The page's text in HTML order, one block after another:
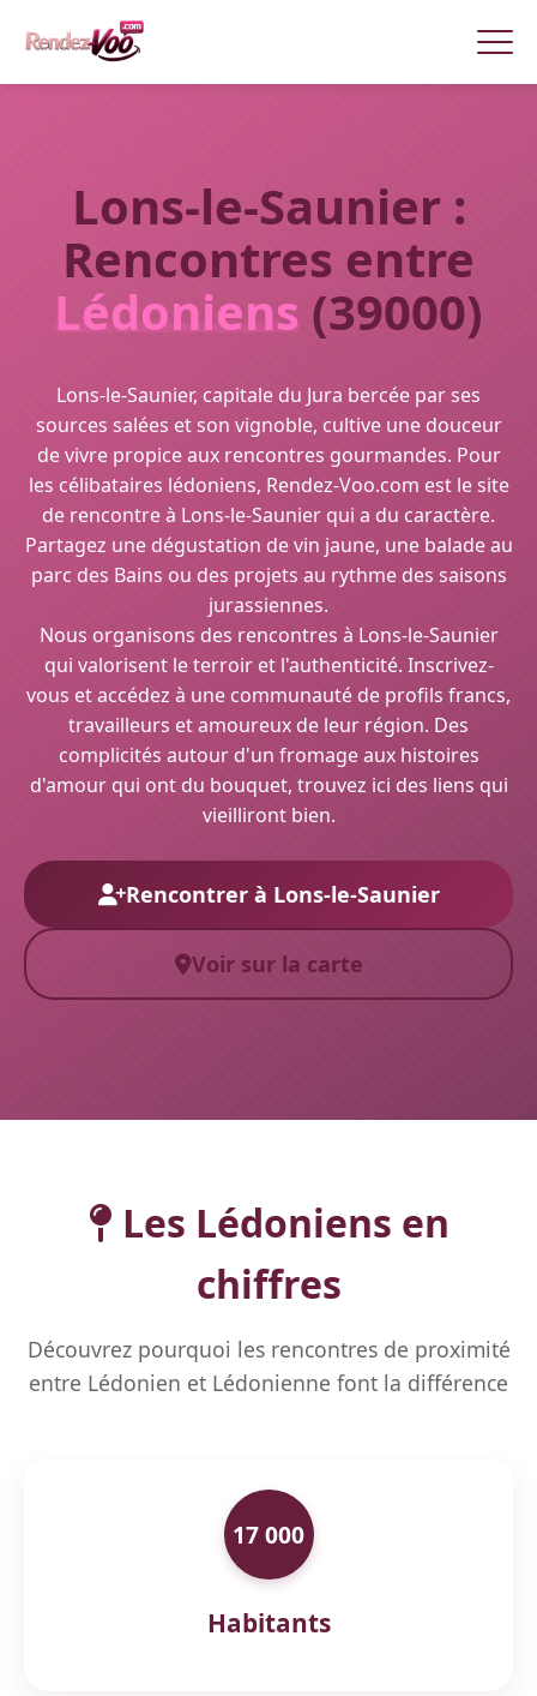
Lons-le-Saunier :
Rencontres entre
Lédoniens (39000)
Lons-le-Saunier, capitale du Jura bercée par ses
sources salées et son vignoble, cultive une douceur
de vivre propice aux rencontres gourmandes. Pour
les célibataires lédoniens, Rendez-Voo.com est le site
de rencontre à Lons-le-Saunier qui a du caractère.
Partagez une dégustation de vin jaune, une balade au
parc des Bains ou des projets au rythme des saisons
jurassiennes.
Nous organisons des rencontres à Lons-le-Saunier
qui valorisent le terroir et l'authenticité. Inscrivez-
vous et accédez à une communauté de profils francs,
travailleurs et amoureux de leur région. Des
complicités autour d'un fromage aux histoires
d'amour qui ont du bouquet, trouvez ici des liens qui
vieilliront bien.
Rencontrer à Lons-le-Saunier
Voir sur la carte
Les Lédoniens en
chiffres
Découvrez pourquoi les rencontres de proximité
entre Lédonien et Lédonienne font la différence
17 000
Habitants